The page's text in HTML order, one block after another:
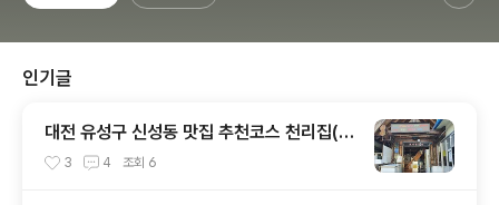
인기글
대전 유성구 신성동 맛집 추천코스 천리집(순
대국밥) - 카페쿠아(커피)
3 4 조회 6